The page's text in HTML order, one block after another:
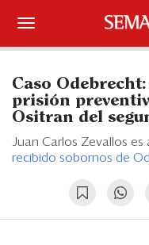
Iniciar sesión
Portada
Caso
prisión
Ositran del
Juan Carlos Zevallos
recibido sobornos de